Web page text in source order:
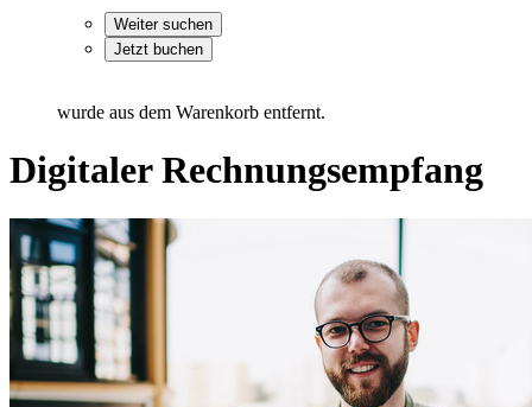
Weiter suchen
Jetzt buchen
wurde aus dem Warenkorb entfernt.
Digitaler Rechnungsempfang